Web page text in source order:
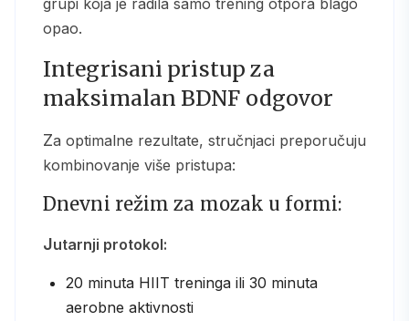
opao.
Integrisani pristup za
maksimalan BDNF odgovor
Za optimalne rezultate, stručnjaci preporučuju
kombinovanje više pristupa:
Dnevni režim za mozak u formi:
Jutarnji protokol:
20 minuta HIIT treninga ili 30 minuta
aerobne aktivnosti